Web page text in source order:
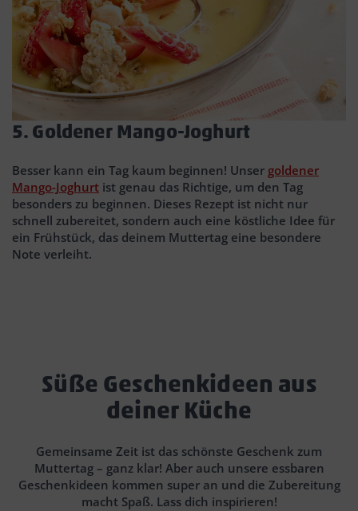
5. Goldener Mango-Joghurt
Besser kann ein Tag kaum beginnen! Unser goldener
Mango-Joghurt ist genau das Richtige, um den Tag
besonders zu beginnen. Dieses Rezept ist nicht nur
schnell zubereitet, sondern auch eine köstliche Idee für
ein Frühstück, das deinem Muttertag eine besondere
Note verleiht.
Süße Geschenkideen aus
deiner Küche
Gemeinsame Zeit ist das schönste Geschenk zum
Muttertag – ganz klar! Aber auch unsere essbaren
Geschenkideen kommen super an und die Zubereitung
macht Spaß. Lass dich inspirieren!